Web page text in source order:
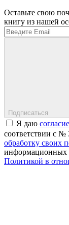
Оставьте свою
книгу из нашей
Подписаться
Я даю
соответствии с
обработку своих
информационных
Политикой в